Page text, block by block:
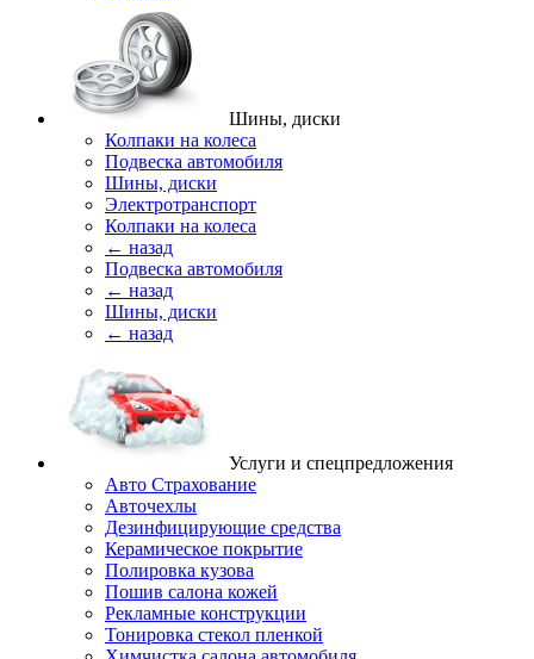
Шины, диски
Колпаки на колеса
Подвеска автомобиля
Шины, диски
Электротранспорт
Колпаки на колеса
← назад
Подвеска автомобиля
← назад
Шины, диски
← назад
Услуги и спецпредложения
Авто Страхование
Авточехлы
Дезинфицирующие средства
Керамическое покрытие
Полировка кузова
Пошив салона кожей
Рекламные конструкции
Тонировка стекол пленкой